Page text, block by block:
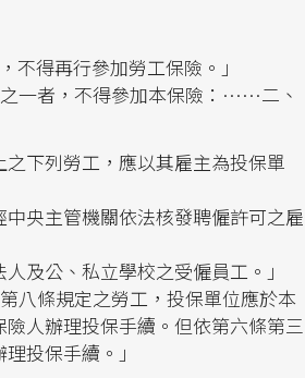
不得再行參加勞工保險。」
一者，不得參加本保險：……二、
下列勞工，應以其雇主為投保單
央主管機關依法核發聘僱許可之雇
及公、私立學校之受僱員工。」
八條規定之勞工，投保單位應於本
人辦理投保手續。但依第六條第三
投保手續。」